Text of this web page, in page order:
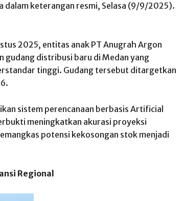
dalam keterangan resmi, Selasa (9/9/2025).
2025, entitas anak PT Anugrah Argon
gudang distribusi baru di Medan yang
tinggi. Gudang tersebut ditargetkan
sistem perencanaan berbasis Artificial
meningkatkan akurasi proyeksi
potensi kekosongan stok menjadi
Regional